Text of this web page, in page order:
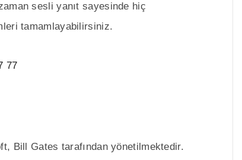
sesli yanıt sayesinde hiç
tamamlayabilirsiniz.
77
Bill Gates tarafından yönetilmektedir.